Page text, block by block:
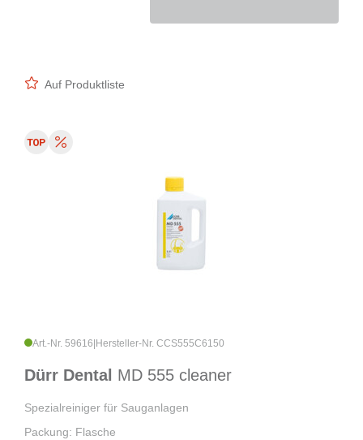
Auf Produktliste
Art.-Nr. 59616 Hersteller-Nr. CCS555C6150
Dürr Dental MD 555 cleaner
Spezialreiniger für Sauganlagen
Packung: Flasche